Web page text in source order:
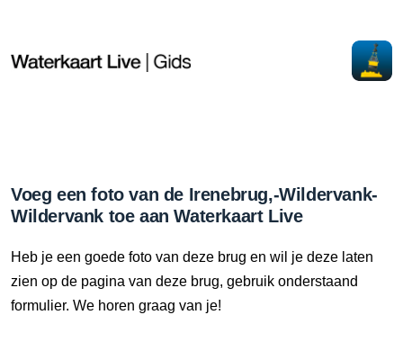
Voeg een foto van de Irenebrug,-Wildervank-
Wildervank toe aan Waterkaart Live
Heb je een goede foto van deze brug en wil je deze laten
zien op de pagina van deze brug, gebruik onderstaand
formulier. We horen graag van je!